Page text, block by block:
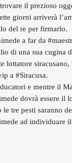
il prezioso
giorni arriverà
del re per firmarlo.
a far da
di una sua cugina
lottatore
a #Siracusa.
e mentre il
dovrà essere il
tre pesti saranno
ad individuare